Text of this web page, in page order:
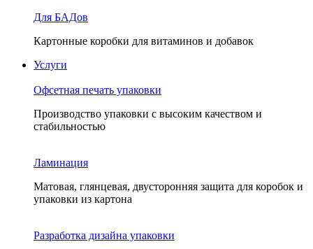
Для БАДов
Картонные коробки для витаминов и добавок
Услуги
Офсетная печать упаковки
Производство упаковки с высоким качеством и
стабильностью
Ламинация
Матовая, глянцевая, двусторонняя защита для коробок и
упаковки из картона
Разработка дизайна упаковки